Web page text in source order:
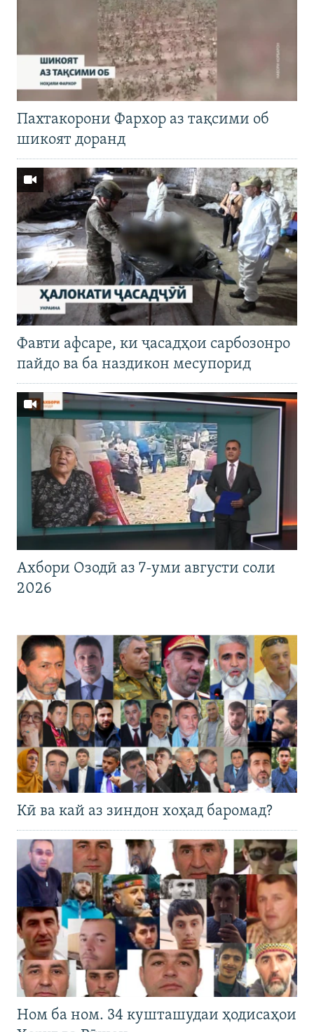
Пахтакорони Фархор аз тақсими об
шикоят доранд
Фавти афсаре, ки ҷасадҳои сарбозонро
пайдо ва ба наздикон месупорид
Ахбори Озодӣ аз 7-уми августи соли
2026
Кӣ ва кай аз зиндон хоҳад баромад?
Ном ба ном. 34 кушташудаи ҳодисаҳои